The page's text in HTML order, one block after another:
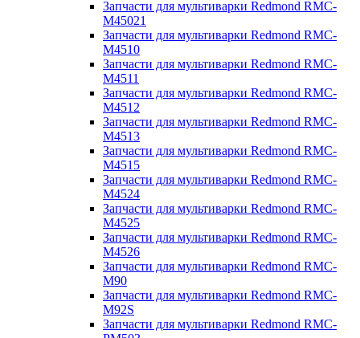
Запчасти для мультиварки Redmond RMC-
M45021
Запчасти для мультиварки Redmond RMC-
M4510
Запчасти для мультиварки Redmond RMC-
M4511
Запчасти для мультиварки Redmond RMC-
M4512
Запчасти для мультиварки Redmond RMC-
M4513
Запчасти для мультиварки Redmond RMC-
M4515
Запчасти для мультиварки Redmond RMC-
M4524
Запчасти для мультиварки Redmond RMC-
M4525
Запчасти для мультиварки Redmond RMC-
M4526
Запчасти для мультиварки Redmond RMC-
M90
Запчасти для мультиварки Redmond RMC-
M92S
Запчасти для мультиварки Redmond RMC-